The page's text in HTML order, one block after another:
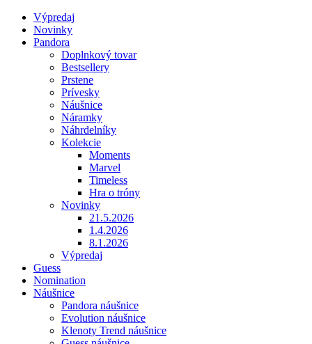
Výpredaj
Novinky
Pandora
Doplnkový tovar
Bestsellery
Prstene
Prívesky
Náušnice
Náramky
Náhrdelníky
Kolekcie
Moments
Marvel
Timeless
Hra o tróny
Novinky
21.5.2026
1.4.2026
8.1.2026
Výpredaj
Guess
Nomination
Náušnice
Pandora náušnice
Evolution náušnice
Klenoty Trend náušnice